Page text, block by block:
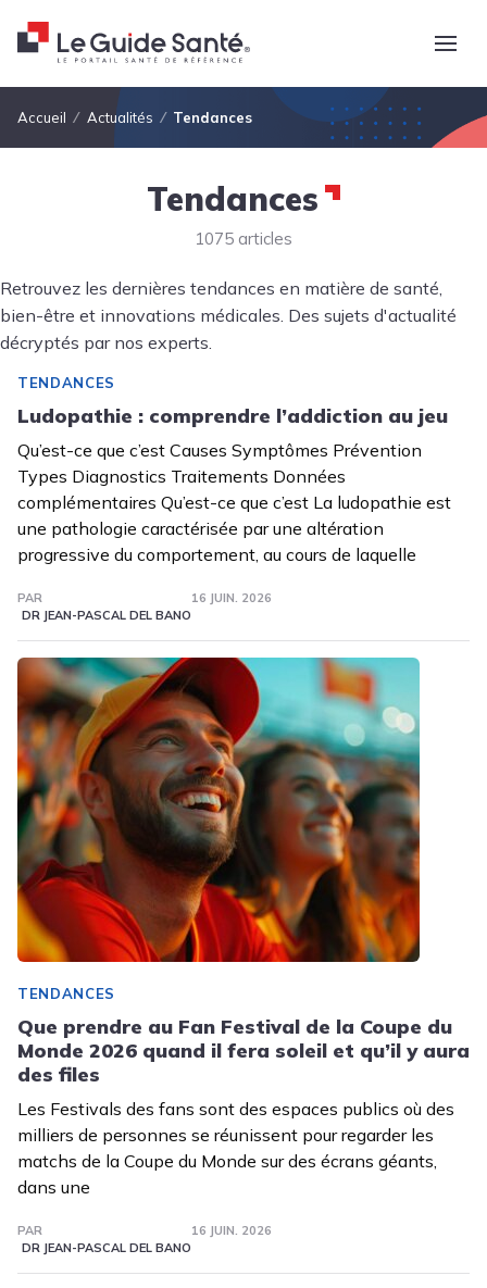
Fil d'Ariane
Accueil Actualités Tendances
Tendances
1075 articles
Retrouvez les dernières tendances en matière de santé,
bien-être et innovations médicales. Des sujets d'actualité
décryptés par nos experts.
TENDANCES
Ludopathie : comprendre l’addiction au jeu
Qu’est-ce que c’est Causes Symptômes Prévention
Types Diagnostics Traitements Données
complémentaires Qu’est-ce que c’est La ludopathie est
une pathologie caractérisée par une altération
progressive du comportement, au cours de laquelle
PAR
DR JEAN-PASCAL DEL BANO
16 JUIN. 2026
TENDANCES
Que prendre au Fan Festival de la Coupe du
Monde 2026 quand il fera soleil et qu’il y aura
des files
Les Festivals des fans sont des espaces publics où des
milliers de personnes se réunissent pour regarder les
matchs de la Coupe du Monde sur des écrans géants,
dans une
PAR
DR JEAN-PASCAL DEL BANO
16 JUIN. 2026